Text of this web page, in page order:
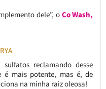
dele”, o Co Wash,
reclamando desse
é mais potente, mas é, de
na minha raiz oleosa!